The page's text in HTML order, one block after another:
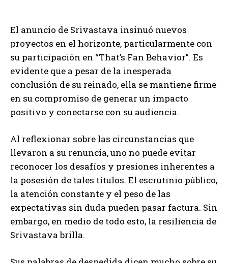
El anuncio de Srivastava insinuó nuevos
proyectos en el horizonte, particularmente con
su participación en “That’s Fan Behavior”. Es
evidente que a pesar de la inesperada
conclusión de su reinado, ella se mantiene firme
en su compromiso de generar un impacto
positivo y conectarse con su audiencia.
Al reflexionar sobre las circunstancias que
llevaron a su renuncia, uno no puede evitar
reconocer los desafíos y presiones inherentes a
la posesión de tales títulos. El escrutinio público,
la atención constante y el peso de las
expectativas sin duda pueden pasar factura. Sin
embargo, en medio de todo esto, la resiliencia de
Srivastava brilla.